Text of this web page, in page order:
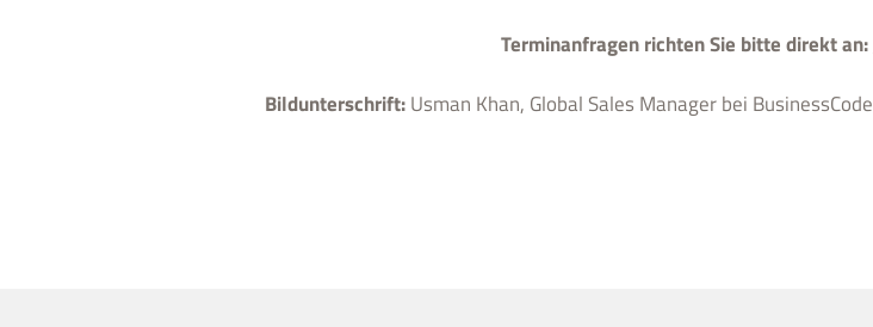
Terminanfragen richten Sie bitte direkt an:
Bildunterschrift:Usman Khan, Global Sales Manager bei BusinessCode